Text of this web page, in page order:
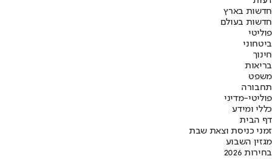
חדשות בארץ
חדשות בעולם
פוליטי
ביטחוני
חינוך
בריאות
משפט
תחבורה
פוליטי-מדיני
כללי ומידע
דף הבית
זמני כניסת וצאת שבת
מגזין השבוע
בחירות 2026